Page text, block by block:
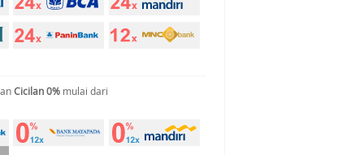
Cicilan 0% mulai dari